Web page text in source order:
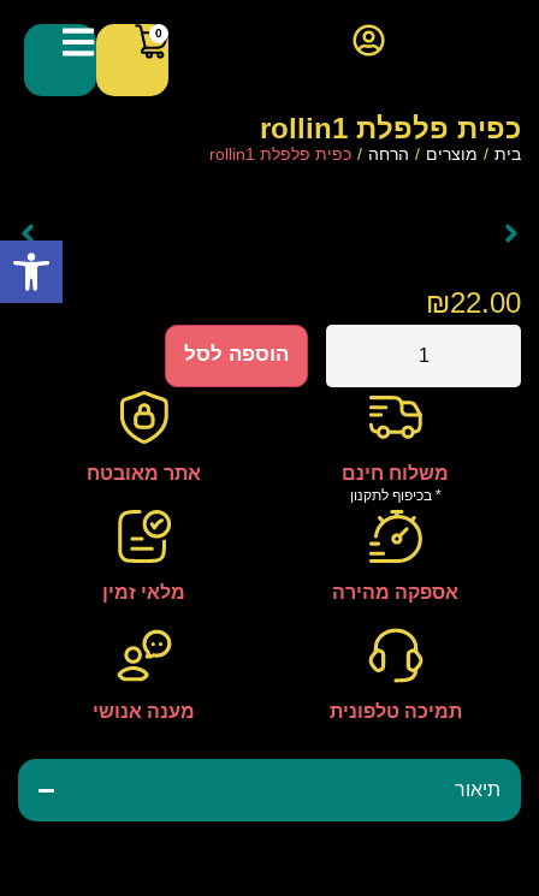
0
כפית פלפלת rollin1
בית / מוצרים / הרחה / כפית פלפלת rollin1
תיאור
₪22.00
הוספה לסל
משלוח חינם
* בכיפוף לתקנון
אתר מאובטח
אספקה מהירה מלאי זמין
תמיכה טלפונית מענה אנושי
פתח